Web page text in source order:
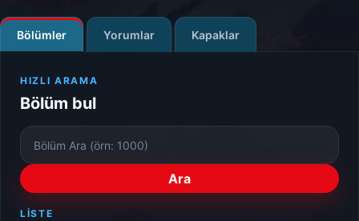
Bölümler Yorumlar Kapaklar
HIZLI ARAMA
Bölüm bul
Bölüm
Numarası
Ara
LISTE